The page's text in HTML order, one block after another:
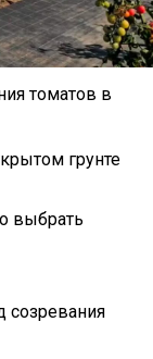
томатов в
грунте
выбрать
созревания